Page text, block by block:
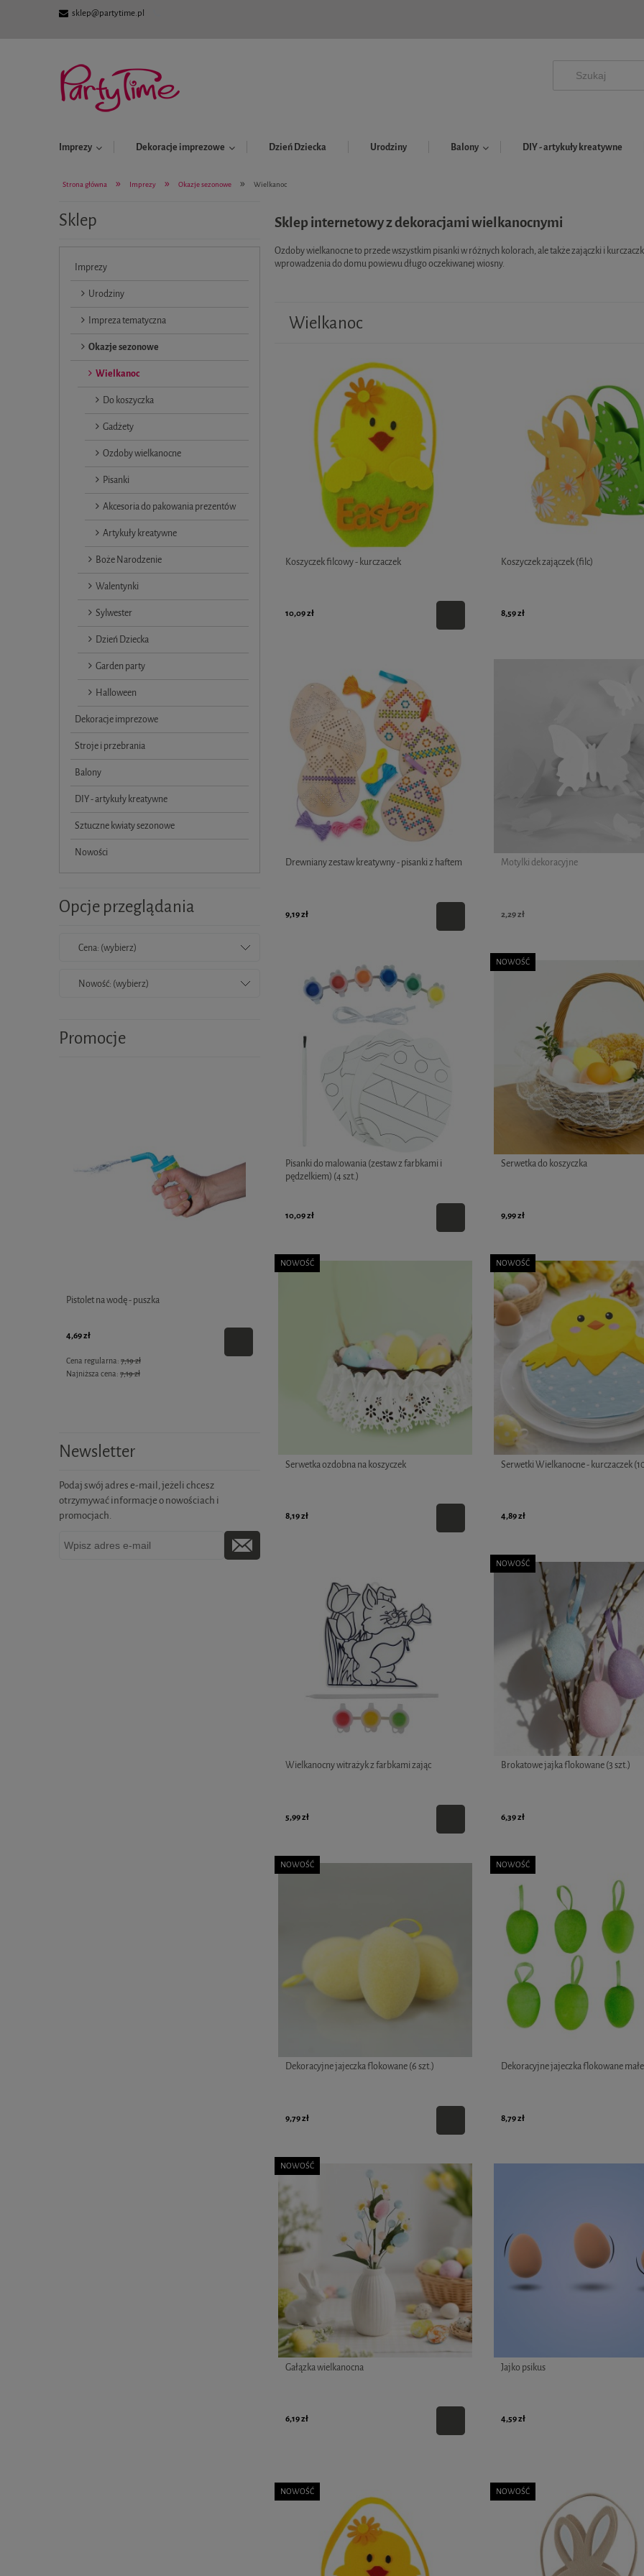
sklep@partytime.pl
Imprezy Dekoracje imprezowe Dzień Dziecka Urodziny Balony DIY - artykuły kreatywne
Strona główna » Imprezy » Okazje sezonowe » Wielkanoc
Sklep
Imprezy
Urodziny
Impreza tematyczna
Okazje sezonowe
Wielkanoc
Do koszyczka
Gadżety
Ozdoby wielkanocne
Pisanki
Akcesoria do pakowania prezentów
Artykuły kreatywne
Boże Narodzenie
Walentynki
Sylwester
Dzień Dziecka
Garden party
Halloween
Dekoracje imprezowe
Stroje i przebrania
Balony
DIY - artykuły kreatywne
Sztuczne kwiaty sezonowe
Nowości
Opcje przeglądania
Cena: (wybierz)
Nowość: (wybierz)
Promocje
Pistolet na wodę - puszka
4,69 zł
Cena regularna: 7,19 zł
Najniższa cena: 7,19 zł
3,79 zł
Koszulka z nadrukiem "Biało-Czerwoni"
czerwona - rozmiar S
18,09 zł
Cena regularna:26,99 zł
26,99 zł
Newsletter
Podaj swój adres e-mail, jeżeli chcesz
otrzymywać informacje o nowościach i
promocjach.
Sklep internetowy z dekoracjami wielkanocnymi
Ozdoby wielkanocne to przede wszystkim pisanki w różnych kolorach, ale także zajączki i
wprowadzenia do domu powiewu długo oczekiwanej wiosny.
Wielkanoc
Koszyczek filcowy - kurczaczek
10,09 zł
Koszyczek zajączek (filc)
8,59 zł
Drewniany zestaw kreatywny - pisanki z haftem
9,19 zł
Motylki dekoracyjne
2,29 zł
Pisanki do malowania (zestaw z farbkami i
pędzelkiem) (4 szt.)
10,09 zł
Serwetka do koszyczka
9,99 zł
NOWOŚĆ
Serwetka ozdobna na koszyczek
8,19 zł
NOWOŚĆ
Serwetki Wielkanocne - kurczaczek
4,89 zł
NOWOŚĆ
Wielkanocny witrażyk z farbkami zając
5,99 zł
Brokatowe jajka flokowane (3 szt.)
6,39 zł
NOWOŚĆ
Dekoracyjne jajeczka flokowane (6 szt.)
9,79 zł
NOWOŚĆ
Dekoracyjne jajeczka flokowane
8,79 zł
NOWOŚĆ
Gałązka wielkanocna
6,19 zł
NOWOŚĆ
Jajko psikus
4,59 zł
NOWOŚĆ NOWOŚĆ